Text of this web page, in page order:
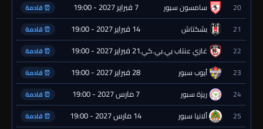
20 سامسون سبور 7 فبراير 2027 - 19:00 ⏰ قادمة
21 بشكتاش 14 فبراير 2027 - 19:00 ⏰ قادمة
22 غازي عنتاب بي.بي.كي.21 فبراير 2027 - 19:00 ⏰ قادمة
23 أيوب سبور 28 فبراير 2027 - 19:00 ⏰ قادمة
24 ريزة سبور 7 مارس 2027 - 19:00 ⏰ قادمة
25 ألانيا سبور 14 مارس 2027 - 19:00 ⏰ قادمة